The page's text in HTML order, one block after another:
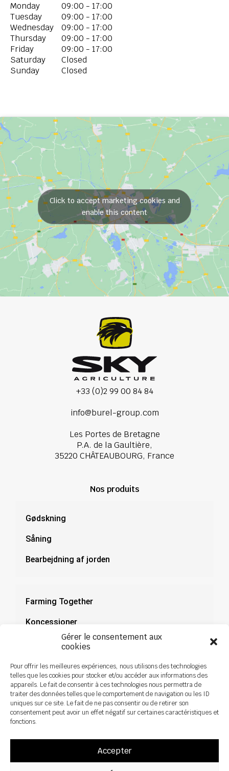
Gérer le consentement aux
cookies
Pour offrir les meilleures expériences, nous utilisons des technologies
telles que les cookies pour stocker et/ou accéder aux informations des
appareils. Le fait de consentir à ces technologies nous permettra de
traiter des données telles que le comportement de navigation ou les ID
uniques sur ce site. Le fait de ne pas consentir ou de retirer son
consentement peut avoir un effet négatif sur certaines caractéristiques et
fonctions.
Accepter
Monday
09:00 - 17:00
Tuesday
09:00 - 17:00
Wednesday
09:00 - 17:00
Thursday
09:00 - 17:00
Friday
09:00 - 17:00
Saturday
Closed
Sunday
Closed
Click to accept marketing cookies and
enable this content
+33 (0)2 99 00 84 84
info@burel-group.com
Les Portes de Bretagne
P.A. de la Gaultière,
35220 CHÂTEAUBOURG, France
Nos produits
Gødskning
Såning
Bearbejdning af jorden
Farming Together
Koncessioner
Dokumentation
Nyheder